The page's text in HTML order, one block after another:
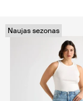
Naujas sezonas